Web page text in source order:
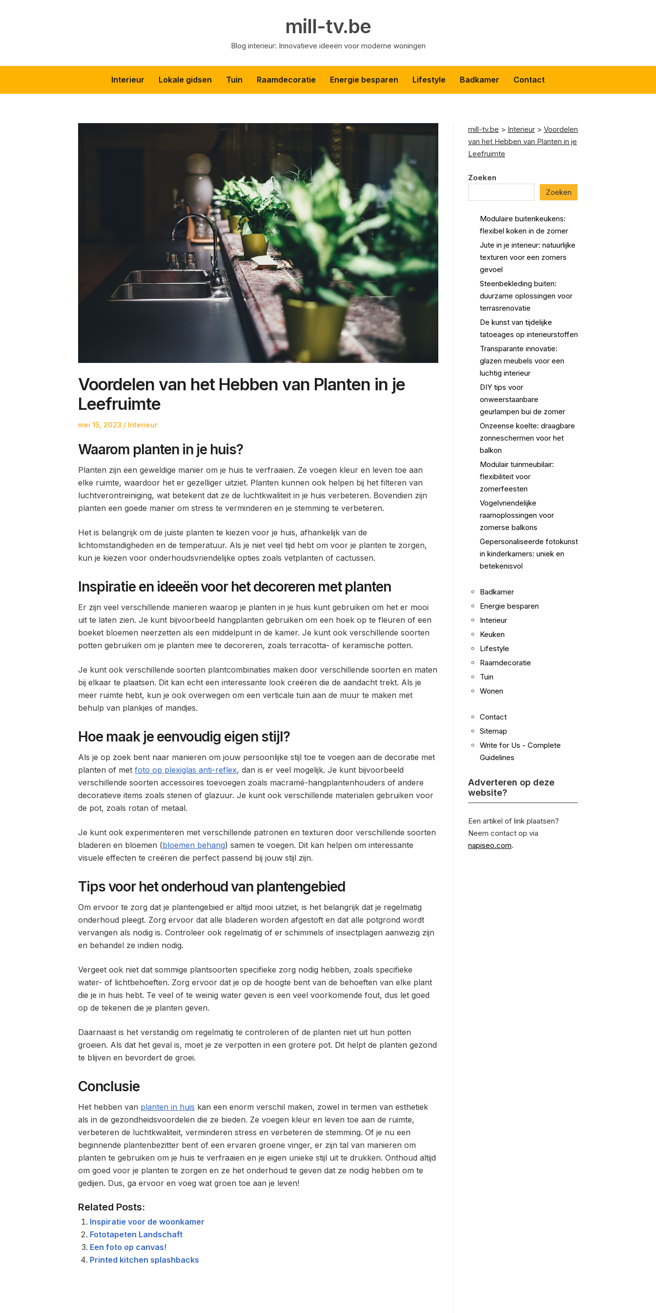
mill-tv.be
Blog interieur: Innovatieve ideeën voor moderne woningen
Interieur Lokale gidsen Tuin Raamdecoratie Energie besparen Lifestyle Badkamer Contact
Voordelen van het Hebben van Planten in je
Leefruimte
Posted
mei 15, 2023
Posted
Interieur
Waarom planten in je huis?
Planten zijn een geweldige manier om je huis te verfraaien. Ze voegen kleur en leven toe aan
elke ruimte, waardoor het er gezelliger uitziet. Planten kunnen ook helpen bij het filteren van
luchtverontreiniging, wat betekent dat ze de luchtkwaliteit in je huis verbeteren. Bovendien zijn
planten een goede manier om stress te verminderen en je stemming te verbeteren.
Het is belangrijk om de juiste planten te kiezen voor je huis, afhankelijk van de
lichtomstandigheden en de temperatuur. Als je niet veel tijd hebt om voor je planten te zorgen,
kun je kiezen voor onderhoudsvriendelijke opties zoals vetplanten of cactussen.
Inspiratie en ideeën voor het decoreren met planten
Er zijn veel verschillende manieren waarop je planten in je huis kunt gebruiken om het er mooi
uit te laten zien. Je kunt bijvoorbeeld hangplanten gebruiken om een hoek op te fleuren of een
boeket bloemen neerzetten als een middelpunt in de kamer. Je kunt ook verschillende soorten
potten gebruiken om je planten mee te decoreren, zoals terracotta- of keramische potten.
Je kunt ook verschillende soorten plantcombinaties maken door verschillende soorten en maten
bij elkaar te plaatsen. Dit kan echt een interessante look creëren die de aandacht trekt. Als je
meer ruimte hebt, kun je ook overwegen om een verticale tuin aan de muur te maken met
behulp van plankjes of mandjes.
Hoe maak je eenvoudig eigen stijl?
Als je op zoek bent naar manieren om jouw persoonlijke stijl toe te voegen aan de decoratie met
planten of met foto op plexiglas anti-reflex, dan is er veel mogelijk. Je kunt bijvoorbeeld
verschillende soorten accessoires toevoegen zoals macramé-hangplantenhouders of andere
decoratieve items zoals stenen of glazuur. Je kunt ook verschillende materialen gebruiken voor
de pot, zoals rotan of metaal.
Je kunt ook experimenteren met verschillende patronen en texturen door verschillende soorten
bladeren en bloemen (bloemen behang) samen te voegen. Dit kan helpen om interessante
visuele effecten te creëren die perfect passend bij jouw stijl zijn.
Tips voor het onderhoud van plantengebied
Om ervoor te zorg dat je plantengebied er altijd mooi uitziet, is het belangrijk dat je regelmatig
onderhoud pleegt. Zorg ervoor dat alle bladeren worden afgestoft en dat alle potgrond wordt
vervangen als nodig is. Controleer ook regelmatig of er schimmels of insectplagen aanwezig zijn
en behandel ze indien nodig.
Vergeet ook niet dat sommige plantsoorten specifieke zorg nodig hebben, zoals specifieke
water- of lichtbehoeften. Zorg ervoor dat je op de hoogte bent van de behoeften van elke plant
die je in huis hebt. Te veel of te weinig water geven is een veel voorkomende fout, dus let goed
op de tekenen die je planten geven.
Daarnaast is het verstandig om regelmatig te controleren of de planten niet uit hun potten
groeien. Als dat het geval is, moet je ze verpotten in een grotere pot. Dit helpt de planten gezond
te blijven en bevordert de groei.
Conclusie
Het hebben van planten in huis kan een enorm verschil maken, zowel in termen van esthetiek
als in de gezondheidsvoordelen die ze bieden. Ze voegen kleur en leven toe aan de ruimte,
verbeteren de luchtkwaliteit, verminderen stress en verbeteren de stemming. Of je nu een
beginnende plantenbezitter bent of een ervaren groene vinger, er zijn tal van manieren om
planten te gebruiken om je huis te verfraaien en je eigen unieke stijl uit te drukken. Onthoud altijd
om goed voor je planten te zorgen en ze het onderhoud te geven dat ze nodig hebben om te
gedijen. Dus, ga ervoor en voeg wat groen toe aan je leven!
Related Posts:
Inspiratie voor de woonkamer
Fototapeten Landschaft
Een foto op canvas!
Printed kitchen splashbacks
mill-tv.be > Interieur > Voordelen
van het Hebben van Planten in je
Leefruimte
Zoeken
Zoeken
Modulaire buitenkeukens:
flexibel koken in de zomer
Jute in je interieur: natuurlijke
texturen voor een zomers
gevoel
Steenbekleding buiten:
duurzame oplossingen voor
terrasrenovatie
De kunst van tijdelijke
tatoeages op interieurstoffen
Transparante innovatie:
glazen meubels voor een
luchtig interieur
DIY tips voor
onweerstaanbare
geurlampen bui de zomer
Onzeense koelte: draagbare
zonneschermen voor het
balkon
Modulair tuinmeubilair:
flexibiliteit voor
zomerfeesten
Vogelvriendelijke
raamoplossingen voor
zomerse balkons
Gepersonaliseerde fotokunst
in kinderkamers: uniek en
betekenisvol
Badkamer
Energie besparen
Interieur
Keuken
Lifestyle
Raamdecoratie
Tuin
Wonen
Contact
Sitemap
Write for Us - Complete
Guidelines
Adverteren op deze
website?
Een artikel of link plaatsen?
Neem contact op via
napiseo.com.